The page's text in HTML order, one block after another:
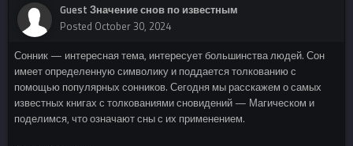
Guest Значение снов по известным
Posted October 30, 2024
Сонник — интересная тема, интересует большинства людей. Сон
имеет определенную символику и поддается толкованию с
помощью популярных сонников. Сегодня мы расскажем о самых
известных книгах с толкованиями сновидений — Магическом и
поделимся, что означают сны с их применением.